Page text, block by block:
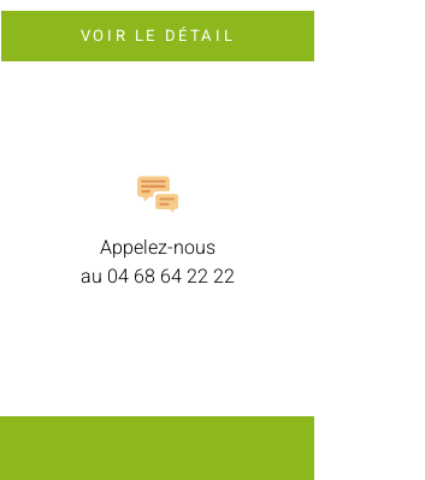
VOIR LE DÉTAIL
Appelez-nous
au 04 68 64 22 22